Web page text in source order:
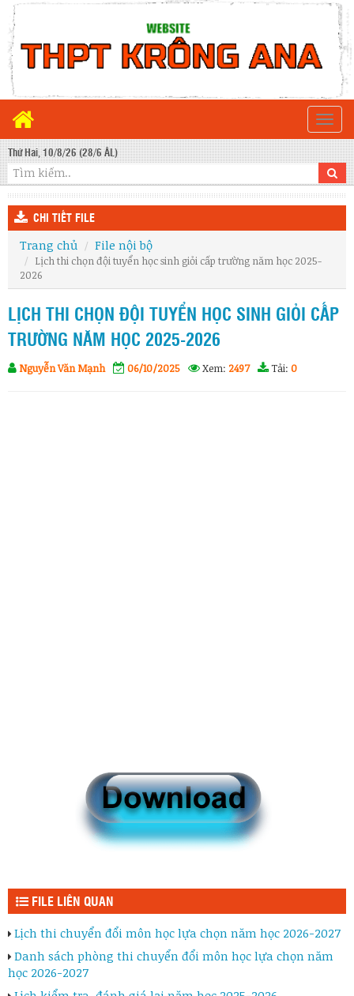
Thứ Hai, 10/8/26 (28/6 ÂL)
CHI TIẾT FILE
Trang chủ File nội bộ
Lịch thi chọn đội tuyển học sinh giỏi cấp trường năm học 2025-
2026
LỊCH THI CHỌN ĐỘI TUYỂN HỌC SINH GIỎI CẤP
TRƯỜNG NĂM HỌC 2025-2026
Nguyễn Văn Mạnh 06/10/2025 Xem: 2497 Tải: 0
FILE LIÊN QUAN
Lịch thi chuyển đổi môn học lựa chọn năm học 2026-2027
Danh sách phòng thi chuyển đổi môn học lựa chọn năm
học 2026-2027